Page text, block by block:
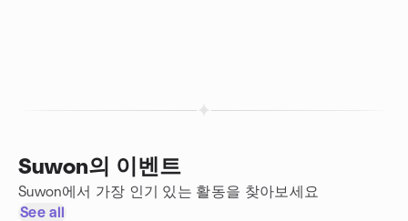
Suwon의 이벤트
Suwon에서 가장 인기 있는 활동을 찾아보세요
See all